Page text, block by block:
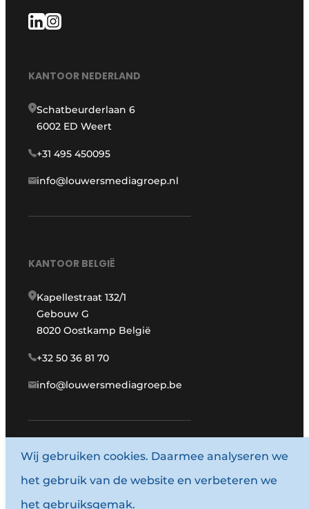
KANTOOR NEDERLAND
Schatbeurderlaan 6
6002 ED Weert
+31 495 450095
info@louwersmediagroep.nl
KANTOOR BELGIË
Kapellestraat 132/1
Gebouw G
8020 Oostkamp België
+32 50 36 81 70
info@louwersmediagroep.be
www.louwersmediagroep.com
© 1987 - 2026 Louwersmediagroep.
Algemene voorwaarden
Wij gebruiken cookies. Daarmee analyseren we
het gebruik van de website en verbeteren we
het gebruiksgemak.